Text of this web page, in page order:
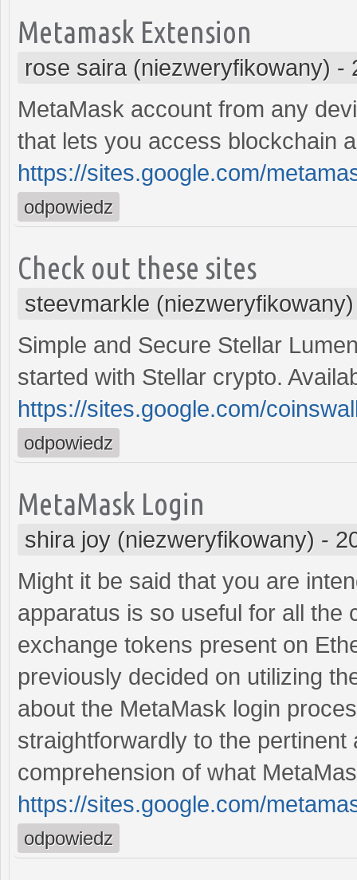
Metamask Extension
rose saira (niezweryfikowany) -
MetaMask account from any
that lets you access blockchain
https://sites.google.com/
odpowiedz
Check out these sites
steevmarkle (niezweryfikowany)
Simple and Secure Stellar
started with Stellar crypto.
https://sites.google.com/
odpowiedz
MetaMask Login
shira joy (niezweryfikowany) -
Might it be said that you are
apparatus is so useful for all the
exchange tokens present on
previously decided on utilizing
about the MetaMask login
straightforwardly to the
comprehension of what
https://sites.google.com/
odpowiedz